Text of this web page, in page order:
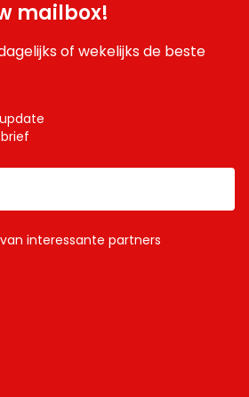
mailbox!
of wekelijks de beste
interessante partners